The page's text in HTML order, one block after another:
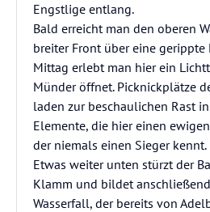
Engstlige entlang.
Bald erreicht man den oberen
breiter Front über eine gerippte
Mittag erlebt man hier ein
Münder öffnet. Picknickplätze
laden zur beschaulichen Rast
Elemente, die hier einen
der niemals einen Sieger kennt.
Etwas weiter unten stürzt der
Klamm und bildet
Wasserfall, der bereits von